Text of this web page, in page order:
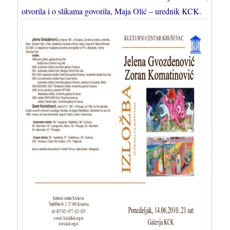
otvorila i o slikama govorila, Maja Olić – urednik KCK.